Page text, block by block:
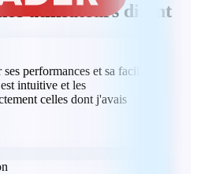
utilisateurs disent
ses performances et sa facilité
intuitive et les
celles dont j'avais